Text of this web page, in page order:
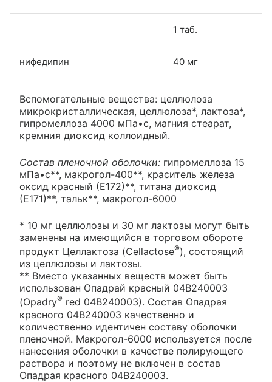
1 таб.
нифедипин 40 мг
Вспомогательные вещества: целлюлоза
микрокристаллическая, целлюлоза*, лактоза*,
гипромеллоза 4000 мПа•с, магния стеарат,
кремния диоксид коллоидный.
Состав пленочной оболочки: гипромеллоза 15
мПа•с**, макрогол-400**, краситель железа
оксид красный (Е172)**, титана диоксид
(Е171)**, тальк**, макрогол-6000
* 10 мг целлюлозы и 30 мг лактозы могут быть
заменены на имеющийся в торговом обороте
продукт Целлактоза (Cellactose®), состоящий
из целлюлозы и лактозы.
** Вместо указанных веществ может быть
использован Опадрай красный 04В240003
(Opadry® red 04В240003). Состав Опадрая
красного 04В240003 качественно и
количественно идентичен составу оболочки
пленочной. Макрогол-6000 используется после
нанесения оболочки в качестве полирующего
раствора и поэтому не включен в состав
Опадрая красного 04В240003.